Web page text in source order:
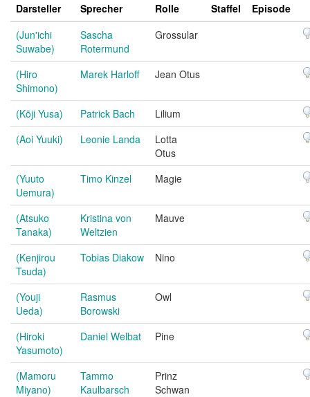
Darsteller
Sprecher Rolle Staffel
Episode
(Jun'ichi
Suwabe)
Sascha
Rotermund
Grossular
(Hiro
Shimono)
Marek Harloff Jean Otus
(Kōji Yusa) Patrick Bach
Lilium
(Aoi Yuuki)
Leonie Landa
Lotta
Otus
(Yuuto
Uemura)
Timo Kinzel Magie
(Atsuko
Tanaka)
Kristina von
Weltzien
Mauve
(Kenjirou
Tsuda)
Tobias Diakow Nino
(Youji
Ueda)
Rasmus
Borowski
Owl
(Hiroki
Yasumoto)
Daniel Welbat Pine
(Mamoru
Miyano)
Tammo
Kaulbarsch
Prinz
Schwan